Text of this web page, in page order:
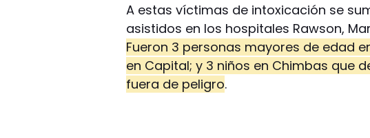
A estas víctimas de intoxicación se
asistidos en los hospitales Rawson,
Fueron 3 personas mayores de edad
en Capital; y 3 niños en Chimbas que
fuera de peligro.